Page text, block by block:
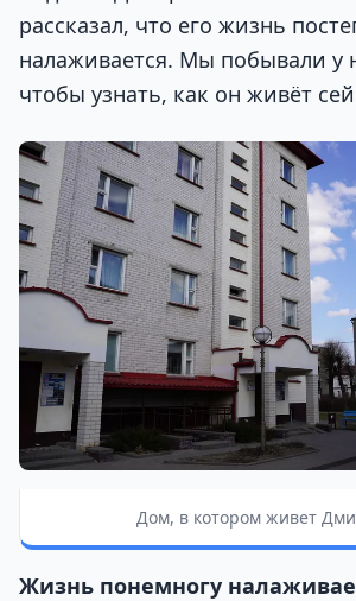
рассказал, что его жизнь
налаживается. Мы побывали у
чтобы узнать, как он живёт
Дом, в котором живет
Жизнь понемногу